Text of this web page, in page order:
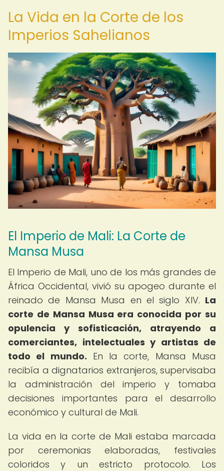
La Vida en la Corte de los
Imperios Sahelianos
El Imperio de Mali: La Corte de
Mansa Musa
El Imperio de Mali, uno de los más grandes de
África Occidental, vivió su apogeo durante el
reinado de Mansa Musa en el siglo XIV. La
corte de Mansa Musa era conocida por su
opulencia y sofisticación, atrayendo a
comerciantes, intelectuales y artistas de
todo el mundo. En la corte, Mansa Musa
recibía a dignatarios extranjeros, supervisaba
la administración del imperio y tomaba
decisiones importantes para el desarrollo
económico y cultural de Mali.
La vida en la corte de Mali estaba marcada
por ceremonias elaboradas, festivales
coloridos y un estricto protocolo. Los